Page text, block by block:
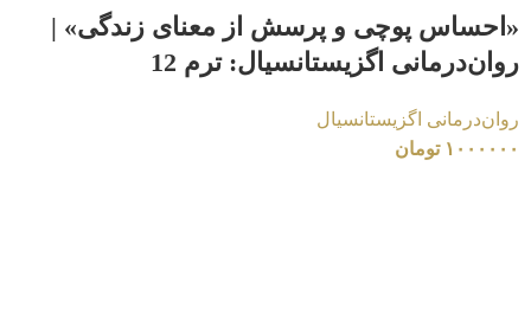
«احساس پوچی و پرسش از معنای زندگی» |
روان‌درمانی اگزیستانسیال: ترم 12
روان‌درمانی اگزیستانسیال
۱۰۰۰۰۰۰ تومان